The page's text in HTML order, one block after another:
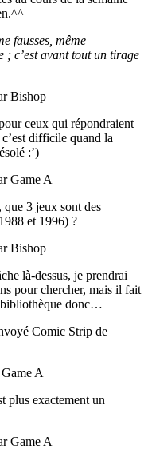
fausses, même
; c’est avant tout un tirage
Bishop
ceux qui répondraient
difficile quand la
:’)
Game A
3 jeux sont des
et 1996) ?
Bishop
là-dessus, je prendrai
pour chercher, mais il fait
bibliothèque donc…
Comic Strip de
A
plus exactement un
Game A